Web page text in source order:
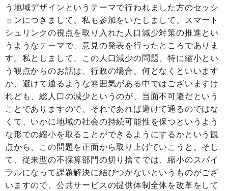
う地域デザインというテーマで行われました方のセッシ
ョンにつきまして、私も参加をいたしまして、スマート
シュリンクの視点を取り入れた人口減少対策の推進とい
うようなテーマで、意見の発表を行ったところでありま
す。私としまして、この人口減少の問題、特に縮小とい
う観点からのお話は、行政の場合、何となくといいます
か、避けて通るような雰囲気がある中ではございますけ
れども、総人口の減少というのが、当面不可避だという
ことでありますので、それであれば避けて通るのではな
くて、いかに地域の社会の持続可能性を保つというよう
な形での縮小を取ることができるようにするかという観
点から、この問題を正面から取り上げていこうと。そし
て、従来型の不採算部門の切り捨てでは、縮小のスパイ
ラルになって課題解決に結びつかないというものがござ
いますので、公共サービスの提供体制全体を改革をして